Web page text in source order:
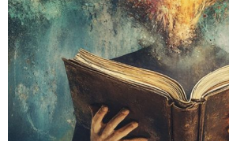
Amir Luz's
אמיר #100 אלמנטור #469
הספר
אלמנטור #845 קיור
חינוך דיגיטלי
2026